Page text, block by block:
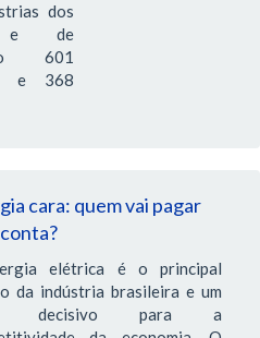
dos
e de
601
e 368
cara: quem vai pagar
elétrica é o principal
da indústria brasileira e um
decisivo para a